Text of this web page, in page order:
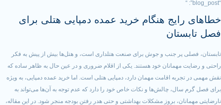
هنگام خرید عمده دمپایی هتلی برای
پر جنب و جوش برای صنعت هتلداری است، و هتل‌ها بیش از پیش به فکر
خود هستند. یکی از اقلام ضروری و در عین حال به ظاهر ساده که
اقامت مهمان دارد، دمپایی هتلی است. اما خرید عمده دمپایی، به ویژه
چالش‌ها و نکات خاص خود را دارد که عدم توجه به آن‌ها می‌تواند به
بروز مشکلات بهداشتی و حتی هدر رفتن بودجه منجر شود. در این مقاله،